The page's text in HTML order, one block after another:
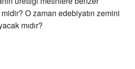
O zaman edebiyatın zemini
mıdır?